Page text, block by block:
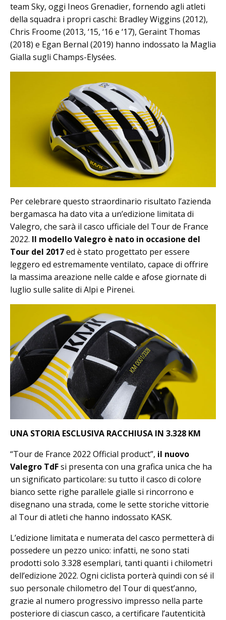
team Sky, oggi Ineos Grenadier, fornendo agli atleti
della squadra i propri caschi: Bradley Wiggins (2012),
Chris Froome (2013, ‘15, ‘16 e ‘17), Geraint Thomas
(2018) e Egan Bernal (2019) hanno indossato la Maglia
Gialla sugli Champs-Elysées.
Per celebrare questo straordinario risultato l’azienda
bergamasca ha dato vita a un’edizione limitata di
Valegro, che sarà il casco ufficiale del Tour de France
2022. Il modello Valegro è nato in occasione del
Tour del 2017ed è stato progettato per essere
leggero ed estremamente ventilato, capace di offrire
la massima areazione nelle calde e afose giornate di
luglio sulle salite di Alpi e Pirenei.
UNA STORIA ESCLUSIVA RACCHIUSA IN 3.328 KM
“Tour de France 2022 Official product”, il nuovo
Valegro TdFsi presenta con una grafica unica che ha
un significato particolare: su tutto il casco di colore
bianco sette righe parallele gialle si rincorrono e
disegnano una strada, come le sette storiche vittorie
al Tour di atleti che hanno indossato KASK.
L’edizione limitata e numerata del casco permetterà di
possedere un pezzo unico: infatti, ne sono stati
prodotti solo 3.328 esemplari, tanti quanti i chilometri
dell’edizione 2022. Ogni ciclista porterà quindi con sé il
suo personale chilometro del Tour di quest’anno,
grazie al numero progressivo impresso nella parte
posteriore di ciascun casco, a certificare l’autenticità